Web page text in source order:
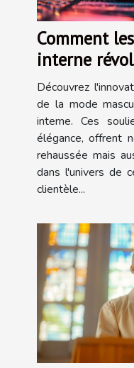
Comment
interne
masculine
Découvrez
de la mode
interne. Ces
élégance, offrent
rehaussée mais
dans l'univers de
clientèle...